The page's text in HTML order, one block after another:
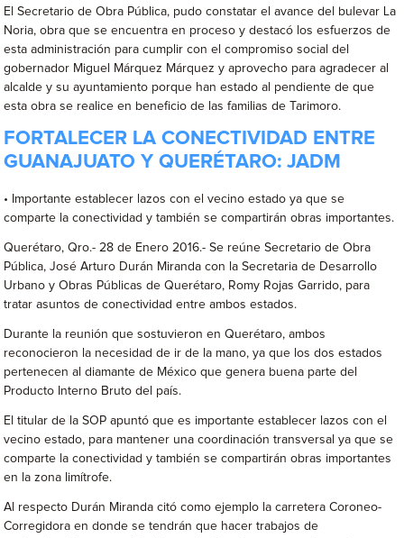
El Secretario de Obra Pública, pudo constatar el avance del bulevar La
Noria, obra que se encuentra en proceso y destacó los esfuerzos de
esta administración para cumplir con el compromiso social del
gobernador Miguel Márquez Márquez y aprovecho para agradecer al
alcalde y su ayuntamiento porque han estado al pendiente de que
esta obra se realice en beneficio de las familias de Tarimoro.
FORTALECER LA CONECTIVIDAD ENTRE
GUANAJUATO Y QUERÉTARO: JADM
• Importante establecer lazos con el vecino estado ya que se
comparte la conectividad y también se compartirán obras importantes.
Querétaro, Qro.- 28 de Enero 2016.- Se reúne Secretario de Obra
Pública, José Arturo Durán Miranda con la Secretaria de Desarrollo
Urbano y Obras Públicas de Querétaro, Romy Rojas Garrido, para
tratar asuntos de conectividad entre ambos estados.
Durante la reunión que sostuvieron en Querétaro, ambos
reconocieron la necesidad de ir de la mano, ya que los dos estados
pertenecen al diamante de México que genera buena parte del
Producto Interno Bruto del país.
El titular de la SOP apuntó que es importante establecer lazos con el
vecino estado, para mantener una coordinación transversal ya que se
comparte la conectividad y también se compartirán obras importantes
en la zona limítrofe.
Al respecto Durán Miranda citó como ejemplo la carretera Coroneo-
Corregidora en donde se tendrán que hacer trabajos de